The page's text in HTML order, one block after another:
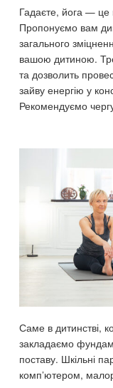
Гадаєте, йога — це
Пропонуємо вам
загального
вашою дитиною.
та дозволить
зайву енергію у
Рекомендуємо
Саме в дитинстві,
закладаємо
поставу. Шкільні
комп’ютером,